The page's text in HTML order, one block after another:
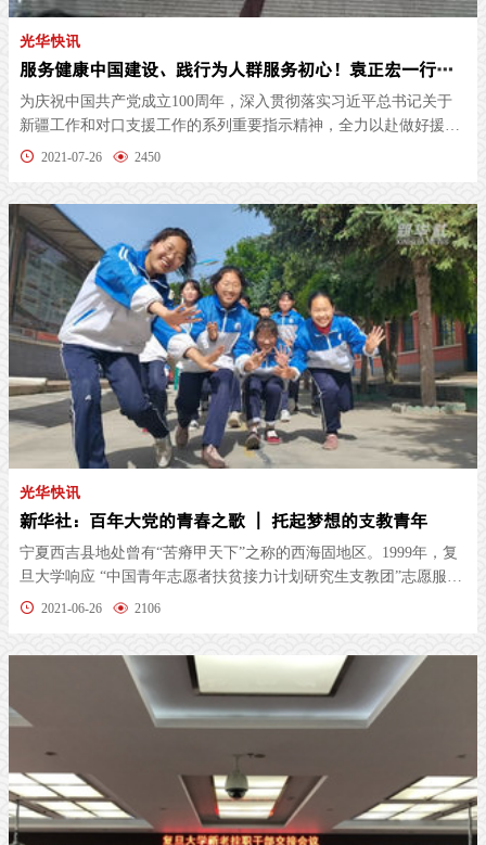
光华快讯
服务健康中国建设、践行为人群服务初心！袁正宏一行赴疆看望慰问附属医院援疆医疗队员
为庆祝中国共产党成立100周年，深入贯彻落实习近平总书记关于
新疆工作和对口支援工作的系列重要指示精神，全力以赴做好援疆
工作，7月...
2021-07-26 2450
光华快讯
新华社：百年大党的青春之歌 | 托起梦想的支教青年
宁夏西吉县地处曾有“苦瘠甲天下”之称的西海固地区。1999年，复
旦大学响应 “中国青年志愿者扶贫接力计划研究生支教团”志愿服务
项...2021-06-26 2106